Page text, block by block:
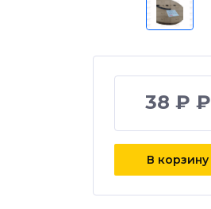
38 ₽ ₽
В корзину